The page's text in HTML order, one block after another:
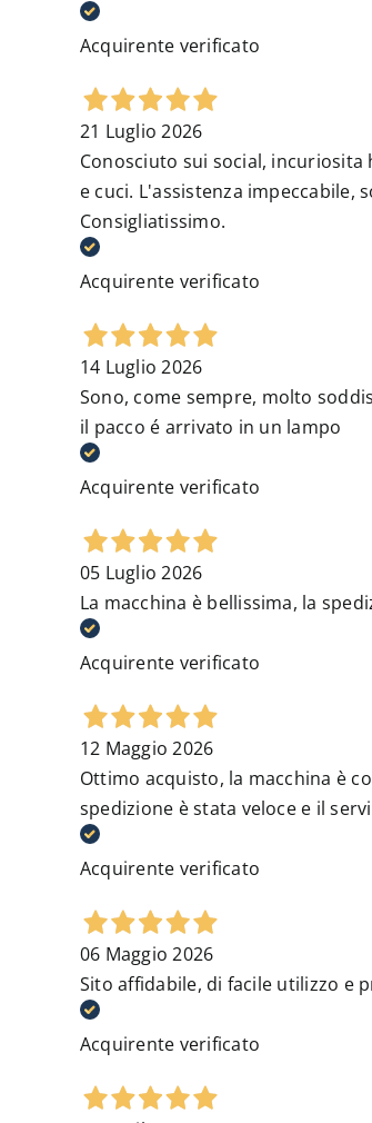
Acquirente verificato
21 Luglio 2026
Conosciuto sui social,
e cuci. L'assistenza impeccabile,
Consigliatissimo.
Acquirente verificato
14 Luglio 2026
Sono, come sempre, molto
il pacco é arrivato in un lampo
Acquirente verificato
05 Luglio 2026
La macchina è bellissima, la
Acquirente verificato
12 Maggio 2026
Ottimo acquisto, la macchina è
spedizione è stata veloce e il
Acquirente verificato
06 Maggio 2026
Sito affidabile, di facile utilizzo e
Acquirente verificato